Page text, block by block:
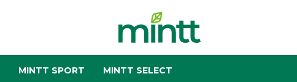
MINTT SPORT MINTT SELECT